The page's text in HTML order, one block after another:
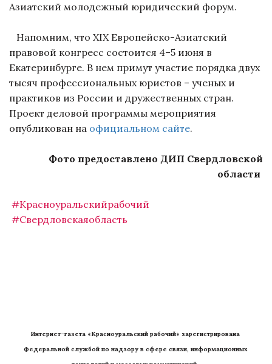
Азиатский молодежный юридический форум.
Напомним, что XIX Европейско-Азиатский
правовой конгресс состоится 4–5 июня в
Екатеринбурге. В нем примут участие порядка двух
тысяч профессиональных юристов – ученых и
практиков из России и дружественных стран.
Проект деловой программы мероприятия
опубликован на официальном сайте.
Фото предоставлено ДИП Свердловской
области
#Красноуральскийрабочий
#Свердловскаяобласть
Интернет-газета «Красноуральский рабочий» зарегистрирована
Федеральной службой по надзору в сфере связи, информационных